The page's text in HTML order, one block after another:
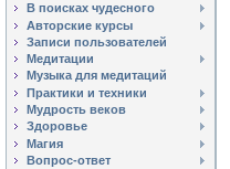
В поисках чудесного
Авторские курсы
Записи пользователей
Медитации
Музыка для медитаций
Практики и техники
Мудрость веков
Здоровье
Магия
Вопрос-ответ